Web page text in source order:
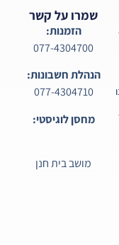
שמרו על קשר
הזמנות:
077-4304700
הנהלת חשבונות:
077-4304710
מחסן לוגיסטי:
מושב בית חנן